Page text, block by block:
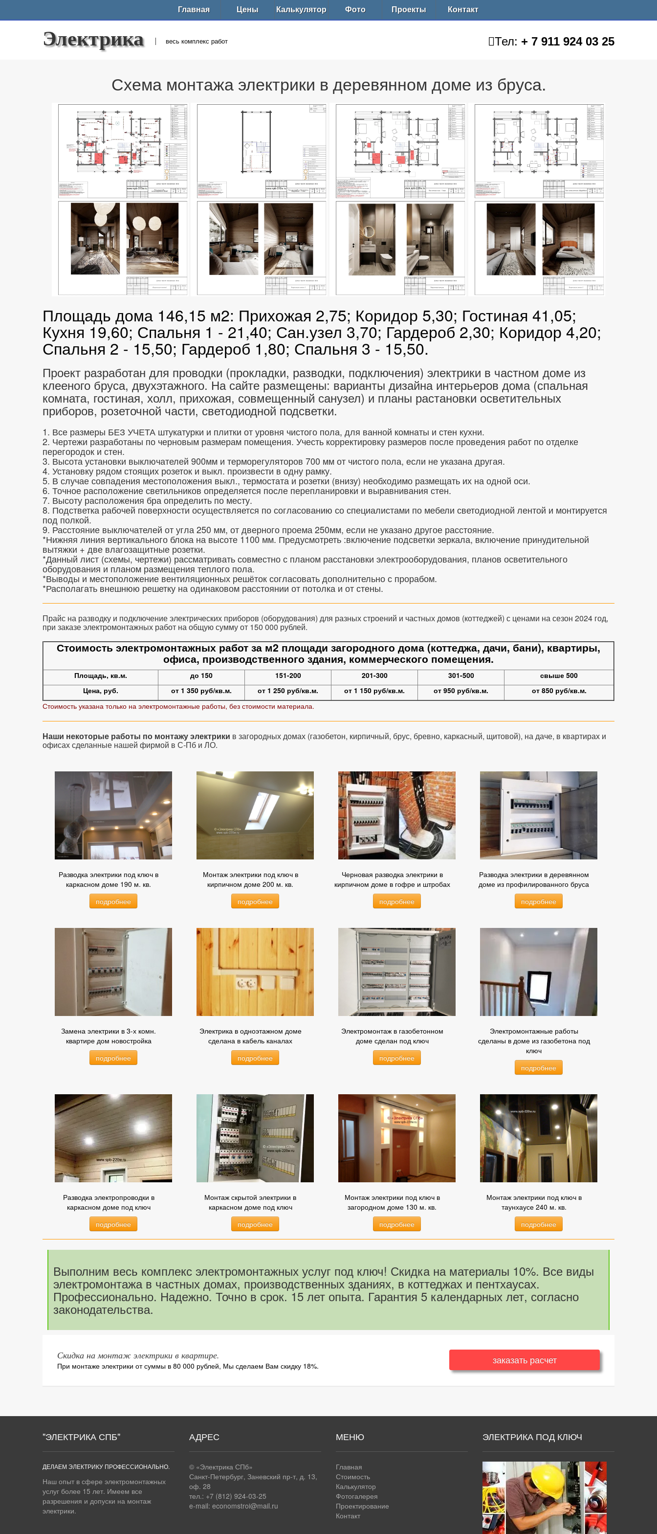
Главная Цены Калькулятор Фото Проекты Контакт
Электрика весь комплекс работ Тел: + 7 911 924 03 25
Схема монтажа электрики в деревянном доме из бруса.
Площадь дома 146,15 м2: Прихожая 2,75; Коридор 5,30; Гостиная 41,05;
Кухня 19,60; Спальня 1 - 21,40; Сан.узел 3,70; Гардероб 2,30; Коридор 4,20;
Спальня 2 - 15,50; Гардероб 1,80; Спальня 3 - 15,50.
Проект разработан для проводки (прокладки, разводки, подключения) электрики в частном доме из
клееного бруса, двухэтажного. На сайте размещены: варианты дизайна интерьеров дома (спальная
комната, гостиная, холл, прихожая, совмещенный санузел) и планы растановки осветительных
приборов, розеточной части, светодиодной подсветки.
1. Все размеры БЕЗ УЧЕТА штукатурки и плитки от уровня чистого пола, для ванной комнаты и стен кухни.
2. Чертежи разработаны по черновым размерам помещения. Учесть корректировку размеров после проведения работ по отделке
перегородок и стен.
3. Высота установки выключателей 900мм и терморегуляторов 700 мм от чистого пола, если не указана другая.
4. Установку рядом стоящих розеток и выкл. произвести в одну рамку.
5. В случае совпадения местоположения выкл., термостата и розетки (внизу) необходимо размещать их на одной оси.
6. Точное расположение светильников определяется после перепланировки и выравнивания стен.
7. Высоту расположения бра определить по месту.
8. Подстветка рабочей поверхности осуществляется по согласованию со специалистами по мебели светодиодной лентой и монтируется
под полкой.
9. Расстояние выключателей от угла 250 мм, от дверного проема 250мм, если не указано другое расстояние.
*Нижняя линия вертикального блока на высоте 1100 мм. Предусмотреть :включение подсветки зеркала, включение принудительной
вытяжки + две влагозащитные розетки.
*Данный лист (схемы, чертежи) рассматривать совместно с планом расстановки электрооборудования, планов осветительного
оборудования и планом размещения теплого пола.
*Выводы и местоположение вентиляционных решёток согласовать дополнительно с прорабом.
*Располагать внешнюю решетку на одинаковом расстоянии от потолка и от стены.
Прайс на разводку и подключение электрических приборов (оборудования) для разных строений и частных домов (коттеджей) с ценами на сезон 2024 год,
при заказе электромонтажных работ на общую сумму от 150 000 рублей.
Стоимость электромонтажных работ за м2 площади загородного дома (коттеджа, дачи, бани), квартиры,
офиса, производственного здания, коммерческого помещения.
Площадь, кв.м. до 150 151-200 201-300 301-500
свыше 500
Цена, руб.
от 1 350 руб/кв.м. от 1 250 руб/кв.м. от 1 150 руб/кв.м. от 950 руб/кв.м.
от 850 руб/кв.м.
Стоимость указана только на электромонтажные работы, без стоимости материала.
Наши некоторые работы по монтажу электрики в загородных домах (газобетон, кирпичный, брус, бревно, каркасный, щитовой), на даче, в квартирах и
офисах сделанные нашей фирмой в С-Пб и ЛО.
Разводка электрики под ключ в
каркасном доме 190 м. кв.
подробнее
Монтаж электрики под ключ в
кирпичном доме 200 м. кв.
подробнее
Черновая разводка электрики в
кирпичном доме в гофре и штробах
подробнее
Разводка электрики в деревянном
доме из профилированного бруса
подробнее
Замена электрики в 3-х комн.
квартире дом новостройка
подробнее
Электрика в одноэтажном доме
сделана в кабель каналах
подробнее
Электромонтаж в газобетонном
доме сделан под ключ
подробнее
Электромонтажные работы
сделаны в доме из газобетона под
ключ
подробнее
Разводка электропроводки в
каркасном доме под ключ
подробнее
Монтаж скрытой электрики в
каркасном доме под ключ
подробнее
Монтаж электрики под ключ в
загородном доме 130 м. кв.
подробнее
Монтаж электрики под ключ в
таунхаусе 240 м. кв.
подробнее
Выполним весь комплекс электромонтажных услуг под ключ! Скидка на материалы 10%. Все виды
электромонтажа в частных домах, производственных зданиях, в коттеджах и пентхаусах.
Профессионально. Надежно. Точно в срок. 15 лет опыта. Гарантия 5 календарных лет, согласно
законодательства.
Скидка на монтаж электрики в квартире.
При монтаже электрики от суммы в 80 000 рублей, Мы сделаем Вам скидку 18%. заказать расчет
"ЭЛЕКТРИКА СПБ"
ДЕЛАЕМ ЭЛЕКТРИКУ ПРОФЕССИОНАЛЬНО.
Наш опыт в сфере электромонтажных
услуг более 15 лет. Имеем все
разрешения и допуски на монтаж
электрики.
АДРЕС
© «Электрика СПб»
Санкт-Петербург, Заневский пр-т, д. 13,
оф. 28
тел.: +7 (812) 924-03-25
e-mail: economstroi@mail.ru
МЕНЮ
Главная
Стоимость
Калькулятор
Фотогалерея
Проектирование
Контакт
ЭЛЕКТРИКА ПОД КЛЮЧ